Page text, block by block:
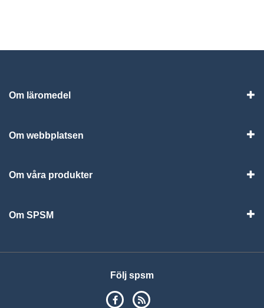
Om läromedel
Om webbplatsen
Om våra produkter
Om SPSM
Följ spsm
SPSM på Facebook